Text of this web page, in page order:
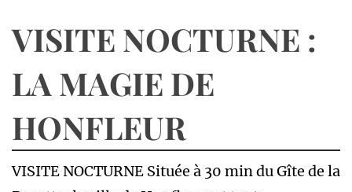
VISITE NOCTURNE :
LA MAGIE DE
HONFLEUR
VISITE NOCTURNE Située à 30 min du Gîte de la